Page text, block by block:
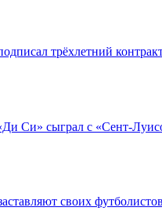
трёхлетний
Си» сыграл с «Сент-
своих